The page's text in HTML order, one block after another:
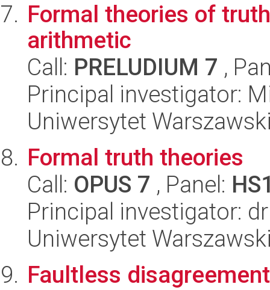
Formal theories of
arithmetic
Call: PRELUDIUM 7 ,
Principal investigator:
Uniwersytet
Formal truth theories
Call: OPUS 7 , Panel:
Principal investigator:
Uniwersytet
Faultless